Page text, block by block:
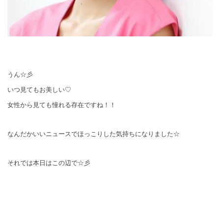
うん☆彡
いつ見てもお美しい♡
女性から見ても憧れる存在ですね！！
なんだかいいニュースでほっこりした気持ちになりました☆
それでは本日はこの辺で☆彡